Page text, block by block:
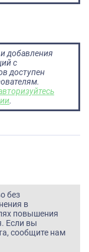
добавления
с
доступен
.
без
в
повышения
Если вы
сообщите нам